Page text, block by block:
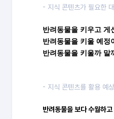
- 지식 콘텐츠가 필요한
반려동물을 키우고 게
반려동물을 키울 예정
반려동물을 키울까 말
- 지식 콘텐츠를 활용 예
반려동물을 보다 수월하